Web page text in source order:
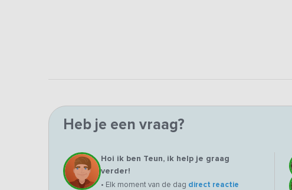
Heb je een vraag?
Hoi ik ben Teun, ik help je graag
verder!
• Elk moment van de dag direct reactie